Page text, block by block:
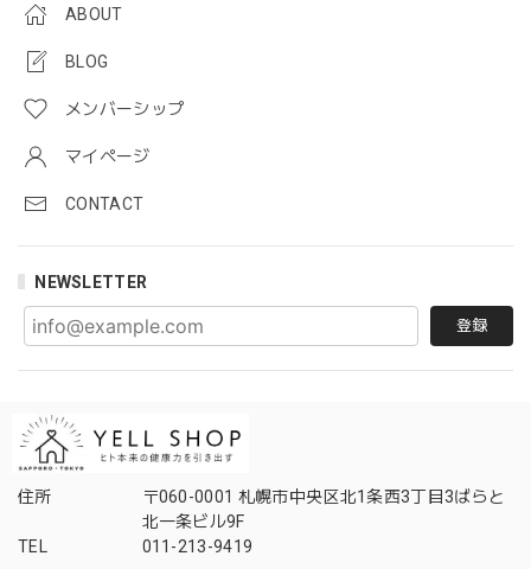
ABOUT
BLOG
メンバーシップ
マイページ
CONTACT
NEWSLETTER
登録
住所
〒060-0001 札幌市中央区北1条西3丁目3ばらと
北一条ビル9F
TEL
011-213-9419